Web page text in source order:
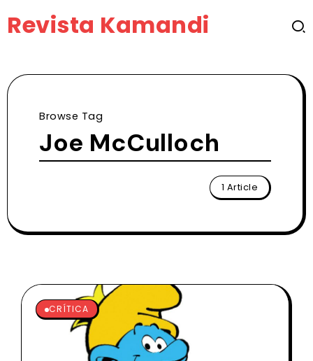
Revista Kamandi
Browse Tag
Joe McCulloch
1 Article
CRÍTICA